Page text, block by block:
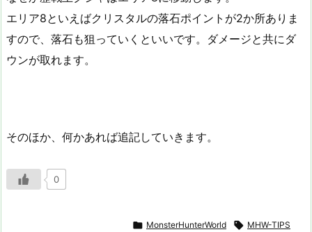
エリア8といえばクリスタルの落石ポイントが2か所ありま
すので、落石も狙っていくといいです。ダメージと共にダ
ウンが取れます。
そのほか、何かあれば追記していきます。
0
 MonsterHunterWorld  MHW-TIPS